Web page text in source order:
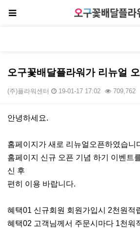
오구꽃배달플라워가 리뉴얼
(주)플라워센터 19-01-17 17:02 709,762
본문
안녕하세요.
홈페이지가 새로 리뉴얼오픈하였습니
홈페이지 신규 오픈 기념 하기 이벤트
신 후
편히 이용 바랍니다.
혜택01 신규회원 회원가입시 2천원적
혜택02 고객님께서 주문시마다 1천워